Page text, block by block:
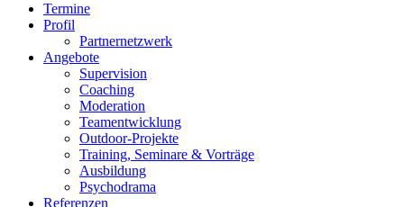
Termine
Profil
Partnernetzwerk
Angebote
Supervision
Coaching
Moderation
Teamentwicklung
Outdoor-Projekte
Training, Seminare & Vorträge
Ausbildung
Psychodrama
Referenzen